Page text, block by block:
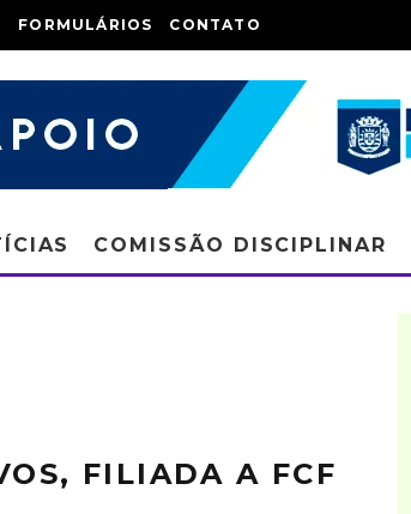
FORMULÁRIOS CONTATO
COMISSÃO DISCIPLINAR
FILIADA A FCF